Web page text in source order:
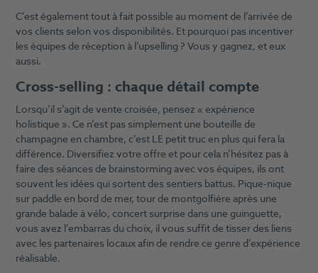
C’est également tout à fait possible au moment de l’arrivée de
vos clients selon vos disponibilités. Et pourquoi pas incentiver
les équipes de réception à l’upselling ? Vous y gagnez, et eux
aussi.
Cross-selling : chaque détail compte
Lorsqu’il s’agit de vente croisée, pensez « expérience
holistique ». Ce n’est pas simplement une bouteille de
champagne en chambre, c’est LE petit truc en plus qui fera la
différence. Diversifiez votre offre et pour cela n’hésitez pas à
faire des séances de brainstorming avec vos équipes, ils ont
souvent les idées qui sortent des sentiers battus. Pique-nique
sur paddle en bord de mer, tour de montgolfière après une
grande balade à vélo, concert surprise dans une guinguette,
vous avez l’embarras du choix, il vous suffit de tisser des liens
avec les partenaires locaux afin de rendre ce genre d’expérience
réalisable.